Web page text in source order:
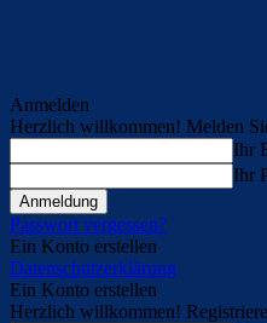
Anmelden
Herzlich willkommen! Melden
Ihr
Ihr
Passwort vergessen?
Ein Konto erstellen
Datenschutzerklärung
Ein Konto erstellen
Herzlich willkommen!